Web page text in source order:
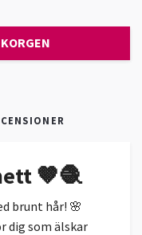
🤎🧶
brunt hår! 🌸
dig som älskar